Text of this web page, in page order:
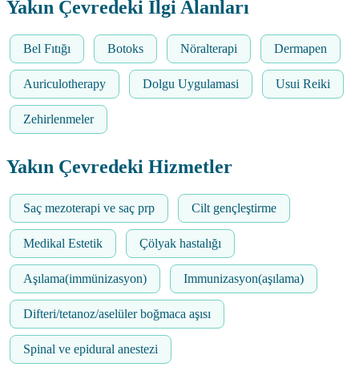
Yakın Çevredeki İlgi Alanları
Bel Fıtığı Botoks Nöralterapi Dermapen
Auriculotherapy Dolgu Uygulamasi Usui Reiki
Zehirlenmeler
Yakın Çevredeki Hizmetler
Saç mezoterapi ve saç prp Cilt gençleştirme
Medikal Estetik Çölyak hastalığı
Aşılama(immünizasyon) Immunizasyon(aşılama)
Difteri/tetanoz/aselüler boğmaca aşısı
Spinal ve epidural anestezi